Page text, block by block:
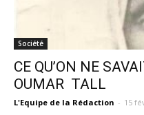
Société
CE QU’ON NE
OUMAR TALL
L'Equipe de la Rédaction - 15